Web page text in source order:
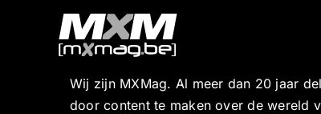
Wij zijn MXMag. Al meer dan 20 jaar
door content te maken over de wereld